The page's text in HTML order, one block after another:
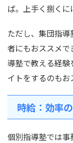
ば。上手く捌くに
ただし、集団指
者にもおススメ
導塾で教える経
イトをするのもお
時給：効率
個別指導塾では